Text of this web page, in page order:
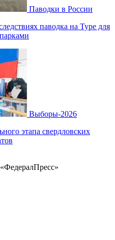
Паводки в России
паводка на Туре для
Выборы-2026
этапа свердловских